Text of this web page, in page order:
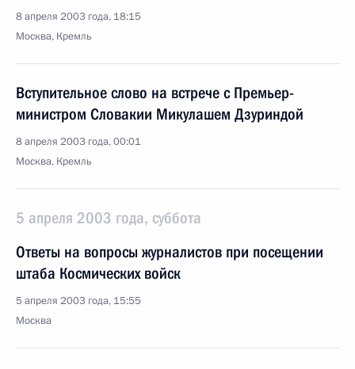
8 апреля 2003 года, 18:15
Москва, Кремль
Вступительное слово на встрече с Премьер-
министром Словакии Микулашем Дзуриндой
8 апреля 2003 года, 00:01
Москва, Кремль
5 апреля 2003 года, суббота
Ответы на вопросы журналистов при посещении
штаба Космических войск
5 апреля 2003 года, 15:55
Москва